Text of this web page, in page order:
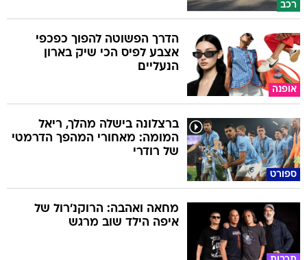
רכב
אופנה
הדרך הפשוטה להפוך כפכפי
אצבע לפיס הכי שיק בארון
הנעליים
ספורט
ברצלונה בישלה מהלך, ריאל
המומה: מאחורי המהפך הדרמטי
של רודרי
מחאה ואהבה: הרוקנ'רול של
איפה הילד שוב מרגש